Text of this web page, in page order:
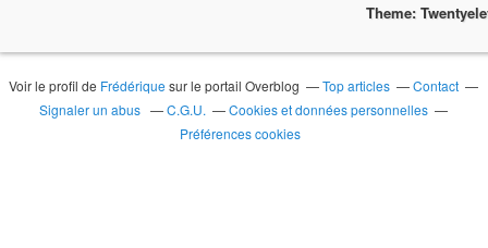
Theme:
Voir le profil de Frédérique sur le portail Overblog Top articles
Contact
Signaler un abus
C.G.U.
Cookies et données personnelles
Préférences cookies